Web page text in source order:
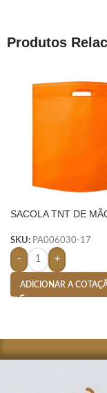
Produtos
SACOLA TNT DE
SKU: PA006030-17
- +
ADICIONAR A